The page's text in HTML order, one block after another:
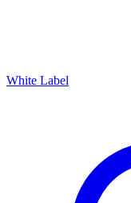
White Label